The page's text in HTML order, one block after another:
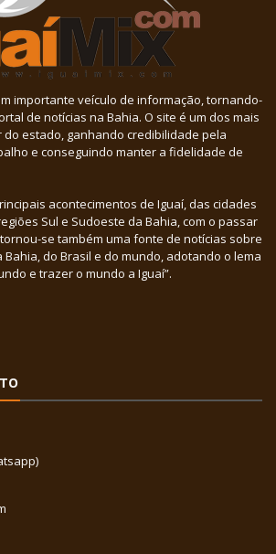
importante veículo de informação, tornando-
de notícias na Bahia. O site é um dos mais
estado, ganhando credibilidade pela
e conseguindo manter a fidelidade de
acontecimentos de Iguaí, das cidades
Sul e Sudoeste da Bahia, com o passar
se também uma fonte de notícias sobre
do Brasil e do mundo, adotando o lema
e trazer o mundo a Iguaí”.